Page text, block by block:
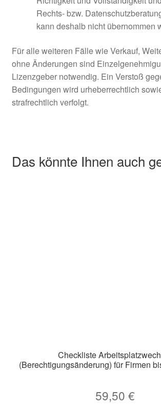
Rechts- bzw.
kann deshalb nicht übernommen
Für alle weiteren Fälle wie Verkauf,
ohne Änderungen sind
Lizenzgeber notwendig. Ein Verstoß
Bedingungen wird urheberrechtlich
strafrechtlich verfolgt.
Das könnte Ihnen auch
Checkliste
(Berechtigungsänderung) für Firmen
59,50 €